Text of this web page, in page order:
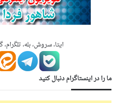
ایتا، سروش، بله،
ما را در اینستاگرام دنبال کنید